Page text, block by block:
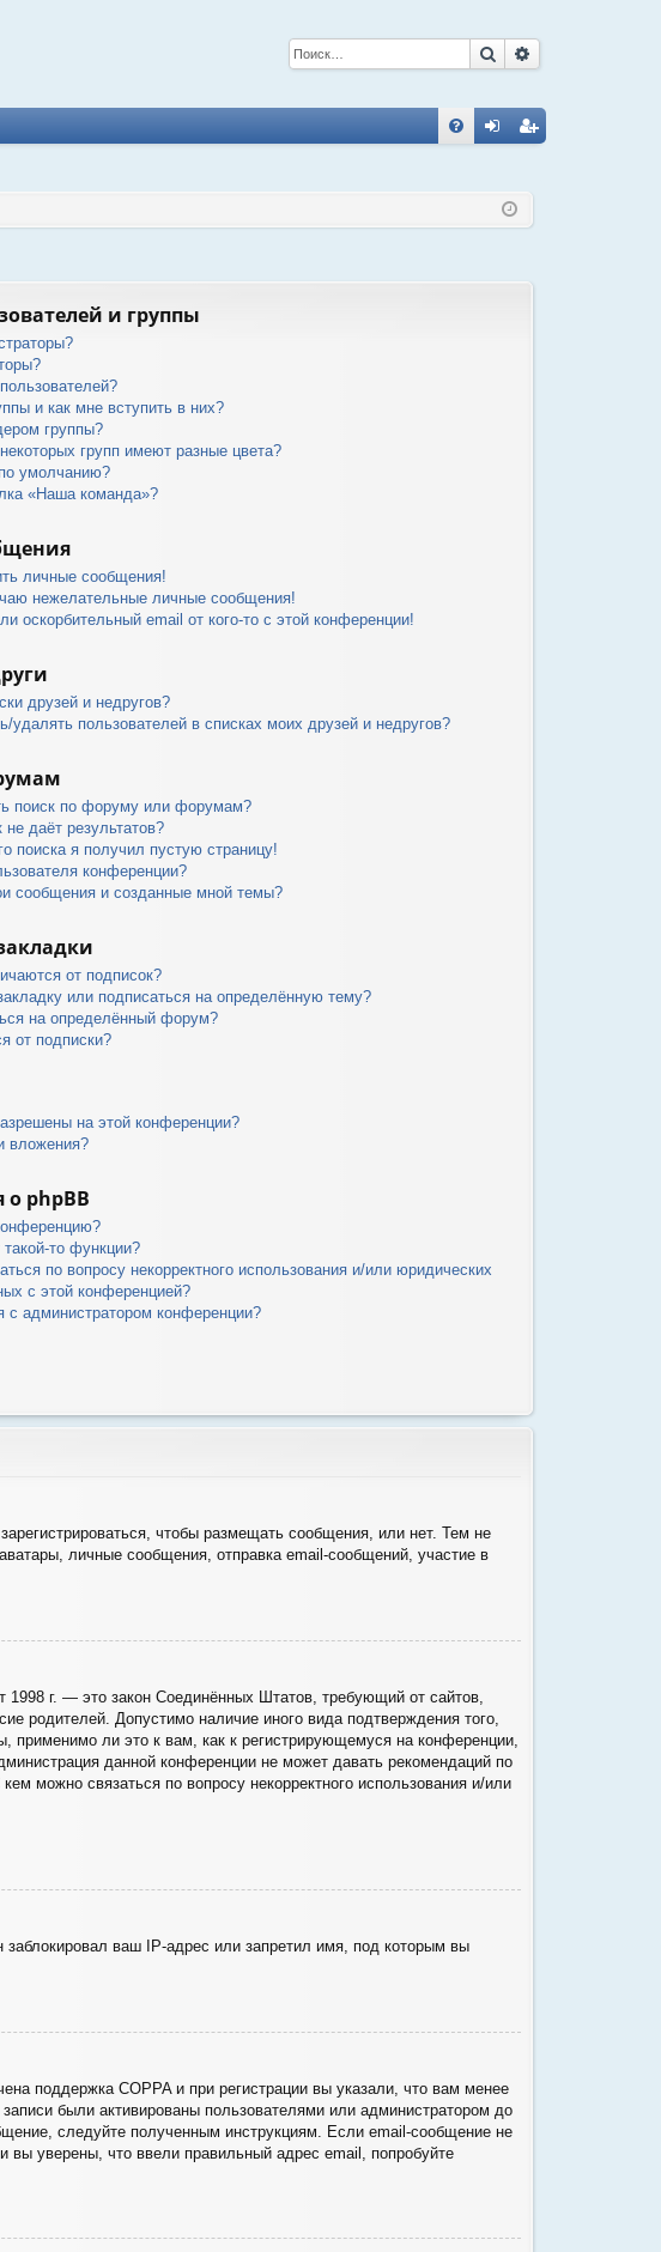
Поиск
ис
и группы
и как мне вступить в них?
группы?
групп имеют разные цвета?
умолчанию?
«Наша команда»?
личные сообщения!
нежелательные личные сообщения!
оскорбительный email от кого-то с этой конференции!
друзей и недругов?
удалять пользователей в списках моих друзей и недругов?
поиск по форуму или форумам?
даёт результатов?
поиска я получил пустую страницу!
конференции?
сообщения и созданные мной темы?
от подписок?
или подписаться на определённую тему?
на определённый форум?
от подписки?
на этой конференции?
вложения?
phpBB
то функции?
по вопросу некорректного использования и/или юридических
с этой конференцией?
с администратором конференции?
чтобы размещать сообщения, или нет. Тем не
личные сообщения, отправка email-сообщений, участие в
1998 г. — это закон Соединённых Штатов, требующий от сайтов,
родителей. Допустимо наличие иного вида подтверждения того,
ли это к вам, как к регистрирующемуся на конференции,
данной конференции не может давать рекомендаций по
можно связаться по вопросу некорректного использования и/или
ваш IP-адрес или запретил имя, под которым вы
поддержка COPPA и при регистрации вы указали, что вам менее
были активированы пользователями или администратором до
следуйте полученным инструкциям. Если email-сообщение не
уверены, что ввели правильный адрес email, попробуйте